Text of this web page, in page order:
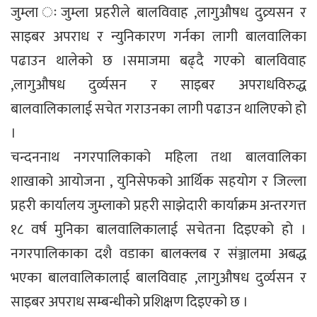
जुम्ला ःजुम्ला प्रहरीले बालविवाह ,लागुऔषध दुव्र्यसन र
साइबर अपराध र न्युनिकारण गर्नका लागी बालवालिका
पढाउन थालेको छ ।समाजमा बढ्दै गएको बालविवाह
,लागुऔषध दुर्व्यसन र साइबर अपराधविरुद्ध
बालवालिकालाई सचेत गराउनका लागी पढाउन थालिएको हो
।
चन्दननाथ नगरपालिकाको महिला तथा बालवालिका
शाखाको आयोजना , युनिसेफको आर्थिक सहयोग र जिल्ला
प्रहरी कार्यालय जुम्लाको प्रहरी साझेदारी कार्याक्रम अन्तरगत्त
१८ वर्ष मुनिका बालवालिकालाई सचेतना दिइएको हो ।
नगरपालिकाका दशै वडाका बालक्लब र संञ्जालमा अबद्ध
भएका बालवालिकालाई बालविवाह ,लागुऔषध दुर्व्यसन र
साइबर अपराध सम्बन्धीको प्रशिक्षण दिइएको छ ।